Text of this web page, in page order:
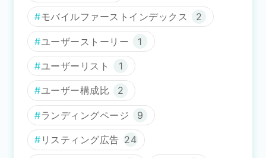
モバイルファーストインデックス 2
ユーザーストーリー 1
ユーザーリスト 1
ユーザー構成比 2
ランディングページ 9
リスティング広告 24